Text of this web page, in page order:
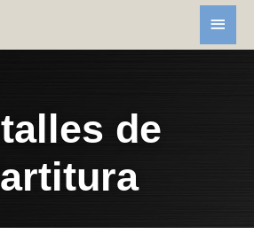
de